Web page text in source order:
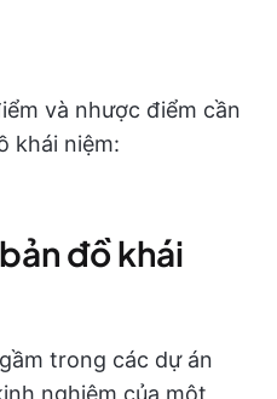
và nhược điểm cần
khái niệm:
đồ khái
trong các dự án
nghiệm của một